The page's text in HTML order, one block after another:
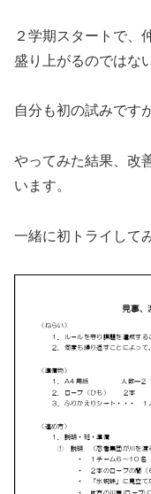
２学期スタートで、
盛り上がるのではな
自分も初の試みです
やってみた結果、改
います。
一緒に初トライして